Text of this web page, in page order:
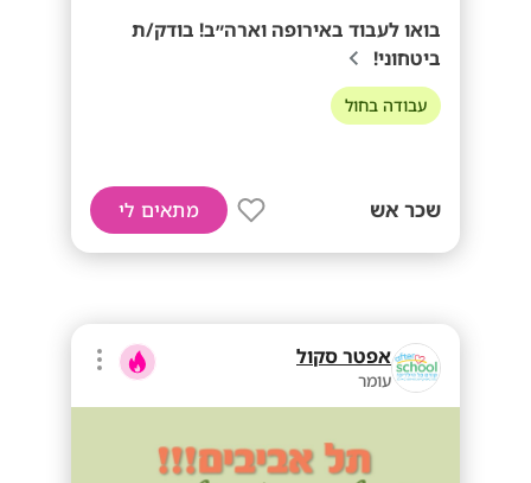
בואו לעבוד באירופה וארה״ב! בודק/ת
ביטחוני!
עבודה בחול
שכר אש מתאים לי
אפטר סקול
עומר